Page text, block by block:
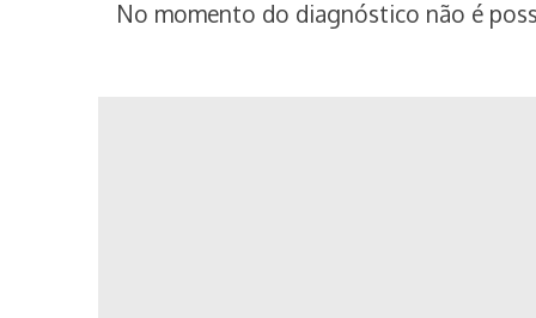
No momento do diagnóstico não é